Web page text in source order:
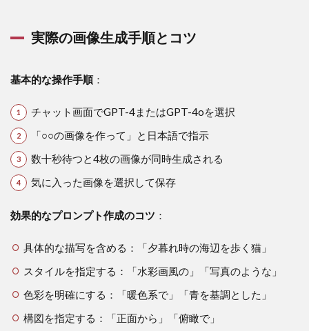
実際の画像生成手順とコツ
基本的な操作手順：
チャット画面でGPT-4またはGPT-4oを選択
「○○の画像を作って」と日本語で指示
数十秒待つと4枚の画像が同時生成される
気に入った画像を選択して保存
効果的なプロンプト作成のコツ ：
具体的な描写を含める：「夕暮れ時の海辺を歩く猫」
スタイルを指定する：「水彩画風の」「写真のような」
色彩を明確にする：「暖色系で」「青を基調とした」
構図を指定する：「正面から」「俯瞰で」